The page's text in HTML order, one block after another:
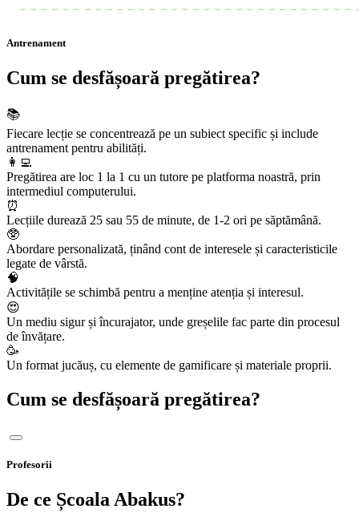
Antrenament
Cum se desfășoară pregătirea?
📚
Fiecare lecție se concentrează pe un subiect specific și include
antrenament pentru abilități.
👩‍💻
Pregătirea are loc 1 la 1 cu un tutore pe platforma noastră, prin
intermediul computerului.
⏰
Lecțiile durează 25 sau 55 de minute, de 1-2 ori pe săptămână.
🥸
Abordare personalizată, ținând cont de interesele și caracteristicile
legate de vârstă.
🧠
Activitățile se schimbă pentru a menține atenția și interesul.
😍
Un mediu sigur și încurajator, unde greșelile fac parte din procesul
de învățare.
🥳
Un format jucăuș, cu elemente de gamificare și materiale proprii.
Cum se desfășoară pregătirea?
Profesorii
De ce Școala Abakus?